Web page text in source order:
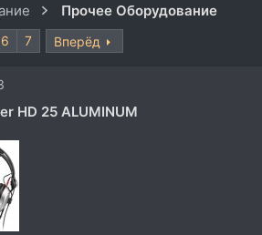
Прочее Оборудование
6 7 Вперёд
HD 25 ALUMINUM